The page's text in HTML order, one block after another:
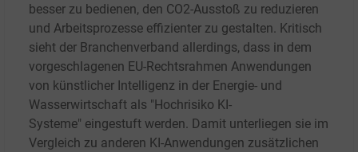
besser zu bedienen, den CO2-Ausstoß zu reduzieren
und Arbeitsprozesse effizienter zu gestalten. Kritisch
sieht der Branchenverband allerdings, dass in dem
vorgeschlagenen EU-Rechtsrahmen Anwendungen
von künstlicher Intelligenz in der Energie- und
Wasserwirtschaft als "Hochrisiko KI-
Systeme" eingestuft werden. Damit unterliegen sie im
Vergleich zu anderen KI-Anwendungen zusätzlichen